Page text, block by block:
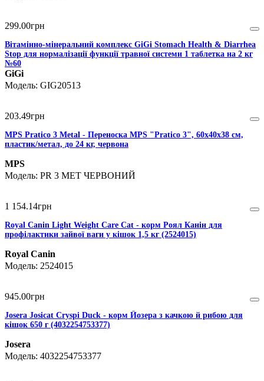
299.00грн
Вітамінно-мінеральний комплекс GiGi Stomach Health & Diarrhea
Stop для нормалізації функції травної системи 1 таблетка на 2 кг
№60
GiGi
GIG20513
203.49грн
MPS Pratico 3 Metal - Переноска MPS "Pratico 3", 60х40х38 см,
пластик/метал, до 24 кг, червона
MPS
PR 3 MET ЧЕРВОНИЙ
1 154.14грн
Royal Canin Light Weight Care Cat - корм Роял Канін для
профілактики зайвої ваги у кішок 1,5 кг (2524015)
Royal Canin
2524015
945.00грн
Josera Josicat Cryspi Duck - корм Йозера з качкою й рибою для
кішок 650 г (4032254753377)
Josera
4032254753377